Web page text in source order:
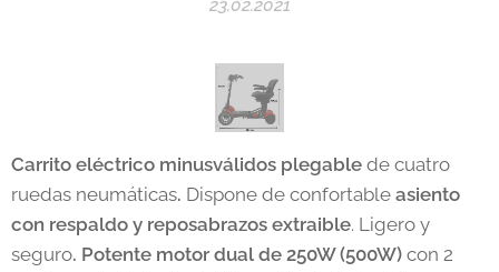
23.02.2021
Carrito eléctrico minusválidos plegable de cuatro
ruedas neumáticas. Dispone de confortable asiento
con respaldo y reposabrazos extraible. Ligero y
seguro. Potente motor dual de 250W (500W) con 2